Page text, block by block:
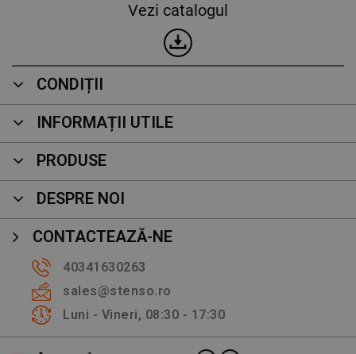
Vezi catalogul
CONDIȚII
INFORMAȚII UTILE
PRODUSE
DESPRE NOI
CONTACTEAZĂ-NE
40341630263
sales@stenso.ro
Luni - Vineri, 08:30 - 17:30